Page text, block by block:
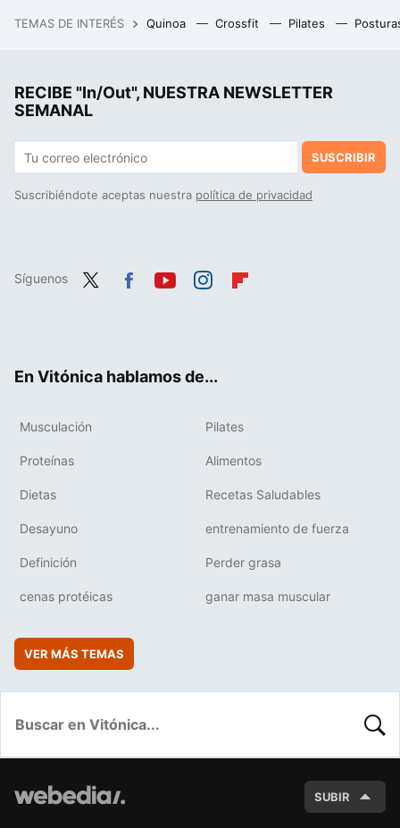
TEMAS DE INTERÉS Quinoa Crossfit Pilates
RECIBE "In/Out", NUESTRA NEWSLETTER
SEMANAL
SUSCRIBIR
Suscribiéndote aceptas nuestra política de privacidad
Síguenos
En Vitónica hablamos de...
Musculación Pilates
Proteínas Alimentos
Dietas Recetas Saludables
Desayuno entrenamiento de fuerza
Definición Perder grasa
cenas protéicas ganar masa muscular
VER MÁS TEMAS
SUBIR